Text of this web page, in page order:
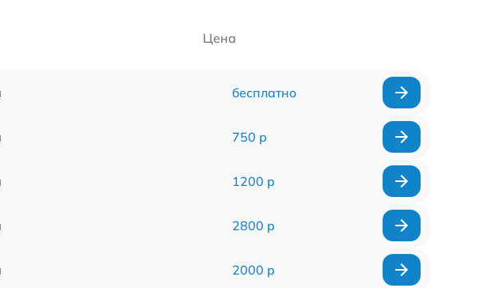
Цена
бесплатно
750 р
1200 р
2800 р
2000 р